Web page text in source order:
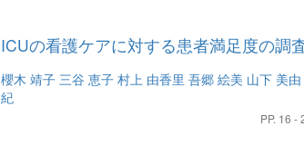
ICUの看護ケアに対する患者満足度の調
櫻木 靖子 三谷 恵子 村上 由香里 吾郷 絵美 山下 美由
紀
PP. 16 -